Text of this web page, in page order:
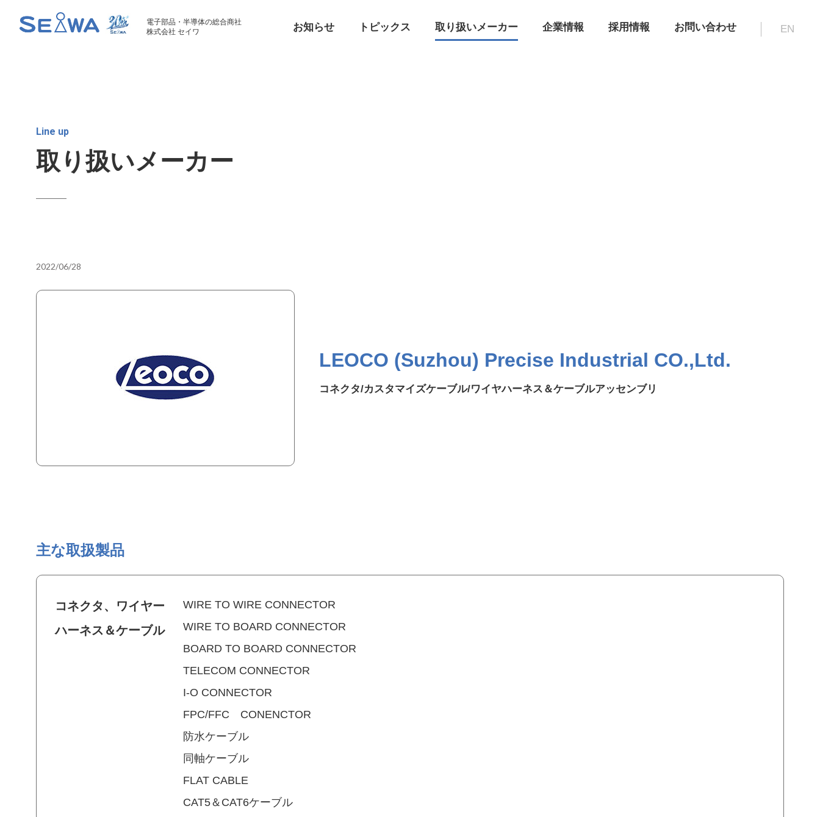
電子部品・半導体の総合商社
株式会社 セイワ
お知らせ トピックス 取り扱いメーカー 企業情報 採用情報 お問い合わせ EN
Line up
取り扱いメーカー
2022/06/28
LEOCO (Suzhou) Precise Industrial CO.,Ltd.
コネクタ/カスタマイズケーブル/ワイヤハーネス＆ケーブルアッセンブリ
主な取扱製品
コネクタ、ワイヤー
ハーネス＆ケーブル
WIRE TO WIRE CONNECTOR
WIRE TO BOARD CONNECTOR
BOARD TO BOARD CONNECTOR
TELECOM CONNECTOR
I-O CONNECTOR
FPC/FFC CONENCTOR
防水ケーブル
同軸ケーブル
FLAT CABLE
CAT5＆CAT6ケーブル